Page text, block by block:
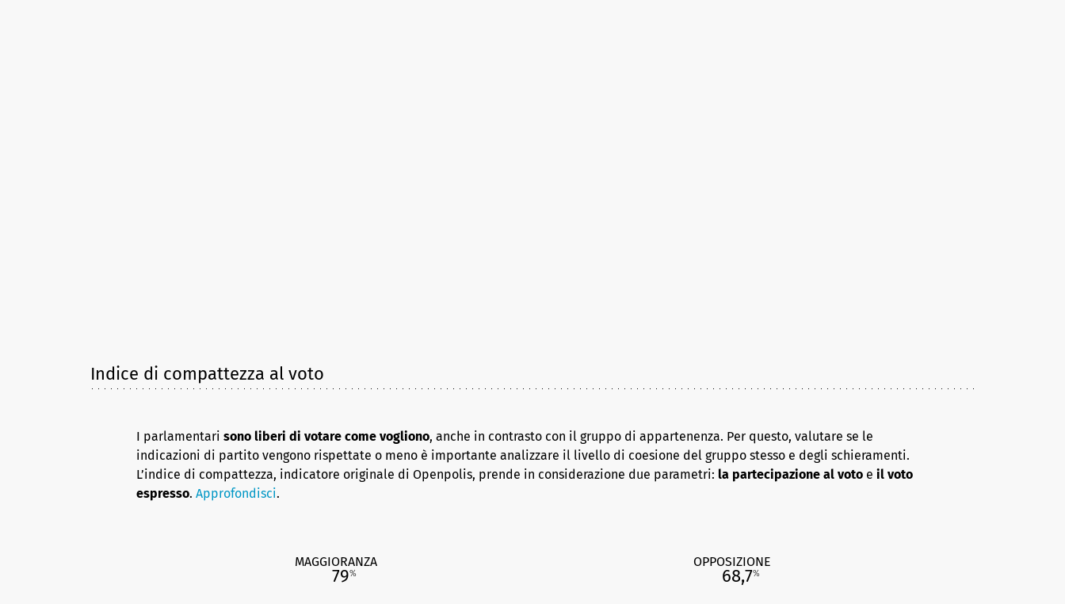
Indice di compattezza al voto
I parlamentari sono liberi di votare come vogliono, anche in contrasto con il gruppo di appartenenza. Per questo, valutare se le
indicazioni di partito vengono rispettate o meno è importante analizzare il livello di coesione del gruppo stesso e degli schieramenti.
L’indice di compattezza, indicatore originale di Openpolis, prende in considerazione due parametri: la partecipazione al voto e il voto
espresso. Approfondisci.
MAGGIORANZA
79%
OPPOSIZIONE
68,7%